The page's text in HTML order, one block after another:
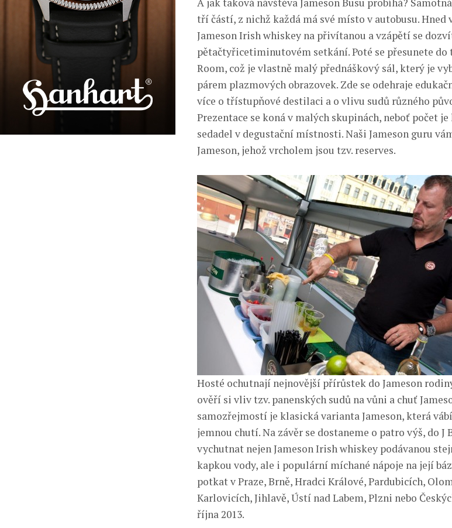
tří částí, z nichž každá má své místo v autobusu. Hned
Jameson Irish whiskey na přivítanou a vzápětí se
pětačtyřicetiminutovém setkání. Poté se přesunete
Room, což je vlastně malý přednáškový sál, který je
párem plazmových obrazovek. Zde se odehraje
více o třístupňové destilaci a o vlivu sudů různého
Prezentace se koná v malých skupinách, neboť počet
sedadel v degustační místnosti. Naši Jameson guru
Jameson, jehož vrcholem jsou tzv. reserves.
Hosté ochutnají nejnovější přírůstek do Jameson rodiny
ověří si vliv tzv. panenských sudů na vůni a chuť
samozřejmostí je klasická varianta Jameson, která
jemnou chutí. Na závěr se dostaneme o patro výš, do J
vychutnat nejen Jameson Irish whiskey podávanou
kapkou vody, ale i populární míchané nápoje na její
potkat v Praze, Brně, Hradci Králové, Pardubicích,
Karlovicích, Jihlavě, Ústí nad Labem, Plzni nebo
října 2013.